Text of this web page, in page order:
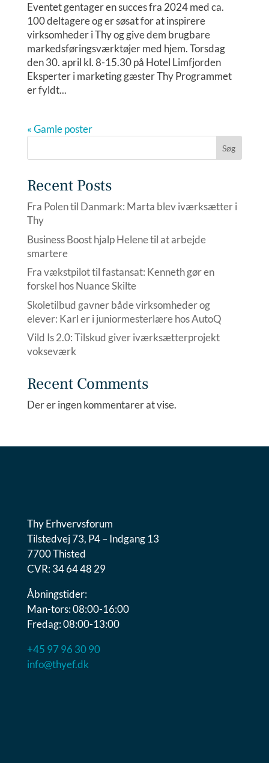
Eventet gentager en succes fra 2024 med ca.
100 deltagere og er søsat for at inspirere
virksomheder i Thy og give dem brugbare
markedsføringsværktøjer med hjem. Torsdag
den 30. april kl. 8-15.30 på Hotel Limfjorden
Eksperter i marketing gæster Thy Programmet
er fyldt...
« Gamle poster
Søg
Recent Posts
Fra Polen til Danmark: Marta blev iværksætter i
Thy
Business Boost hjalp Helene til at arbejde
smartere
Fra vækstpilot til fastansat: Kenneth gør en
forskel hos Nuance Skilte
Skoletilbud gavner både virksomheder og
elever: Karl er i juniormesterlære hos AutoQ
Vild Is 2.0: Tilskud giver iværksætterprojekt
vokseværk
Recent Comments
Der er ingen kommentarer at vise.
Thy Erhvervsforum
Tilstedvej 73, P4 – Indgang 13
7700 Thisted
CVR: 34 64 48 29
Åbningstider:
Man-tors: 08:00-16:00
Fredag: 08:00-13:00
+45 97 96 30 90
info@thyef.dk